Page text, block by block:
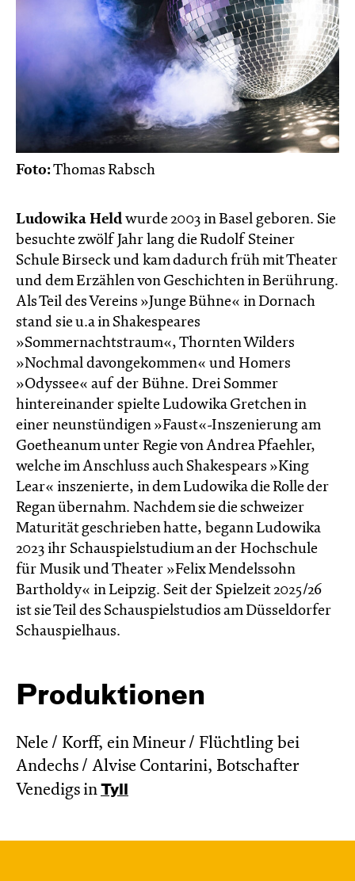
Foto:Thomas Rabsch
Ludowika Heldwurde 2003 in Basel geboren. Sie
besuchte zwölf Jahr lang die Rudolf Steiner
Schule Birseck und kam dadurch früh mit Theater
und dem Erzählen von Geschichten in Berührung.
Als Teil des Vereins »Junge Bühne« in Dornach
stand sie u.a in Shakespeares
»Sommernachtstraum«, Thornten Wilders
»Nochmal davongekommen« und Homers
»Odyssee« auf der Bühne. Drei Sommer
hintereinander spielte Ludowika Gretchen in
einer neunstündigen »Faust«-Inszenierung am
Goetheanum unter Regie von Andrea Pfaehler,
welche im Anschluss auch Shakespears »King
Lear« inszenierte, in dem Ludowika die Rolle der
Regan übernahm. Nachdem sie die schweizer
Maturität geschrieben hatte, begann Ludowika
2023 ihr Schauspielstudium an der Hochschule
für Musik und Theater »Felix Mendelssohn
Bartholdy« in Leipzig. Seit der Spielzeit 2025/26
ist sie Teil des Schauspielstudios am Düsseldorfer
Schauspielhaus.
Produktionen
Nele / Korff, ein Mineur / Flüchtling bei
Andechs / Alvise Contarini, Botschafter
Venedigs in Tyll